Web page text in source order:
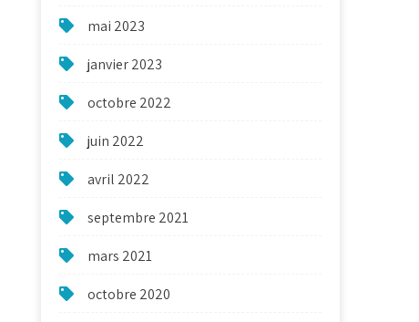
mai 2023
janvier 2023
octobre 2022
juin 2022
avril 2022
septembre 2021
mars 2021
octobre 2020